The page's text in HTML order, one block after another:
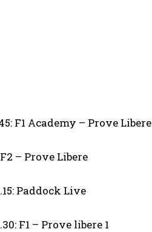
F1 Academy – Prove Libere
– Prove Libere
Paddock Live
F1 – Prove libere 1